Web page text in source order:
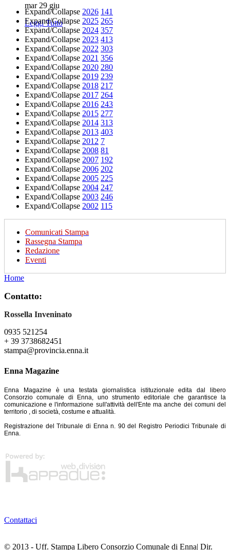
mar 29 giu
Leggi Tutto
Expand/Collapse 2026 141
Expand/Collapse 2025 265
Expand/Collapse 2024 357
Expand/Collapse 2023 413
Expand/Collapse 2022 303
Expand/Collapse 2021 356
Expand/Collapse 2020 280
Expand/Collapse 2019 239
Expand/Collapse 2018 217
Expand/Collapse 2017 264
Expand/Collapse 2016 243
Expand/Collapse 2015 277
Expand/Collapse 2014 313
Expand/Collapse 2013 403
Expand/Collapse 2012 7
Expand/Collapse 2008 81
Expand/Collapse 2007 192
Expand/Collapse 2006 202
Expand/Collapse 2005 225
Expand/Collapse 2004 247
Expand/Collapse 2003 246
Expand/Collapse 2002 115
Comunicati Stampa
Rassegna Stampa
Redazione
Eventi
Home
Contatto:
Rossella Inveninato
0935 521254
+ 39 3738682451
stampa@provincia.enna.it
Enna Magazine
Enna Magazine è una testata giornalistica istituzionale edita dal libero
Consorzio comunale di Enna, uno strumento editoriale che garantisce la
comunicazione e l'informazione sull'attività dell'Ente ma anche dei comuni del
territorio , di società, costume e attualità.
Registrazione del Tribunale di Enna n. 90 del Registro Periodici Tribunale di
Enna.
Contattaci
© 2013 - Uff. Stampa Libero Consorzio Comunale di Enna| Dir.